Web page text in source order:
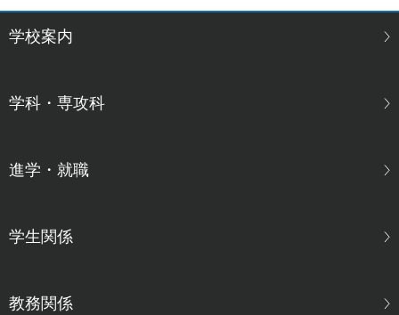
学校案内
学科・専攻科
進学・就職
学生関係
教務関係